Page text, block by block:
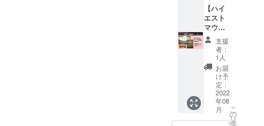
なりま
す。
ていた
だき、
こちら
からご
連絡さ
せてい
ただき
ます。
※限定3
※2022
年10月
筆のサ
インを
付けさ
せてい
ただき
ます。
また、
限定ス
テッ
カーと
KYARA
(MIGHT
Y JAM
リスト
のRYO-
FUによ
るア
コース
ティッ
クのア
レンジ
YouTub
eでライ
ブセッ
ション
【ハイ
エスト
マウン
テンの
ステー
ジで記
念写真
＋出演
者全員
のサイ
ン入り
ポス
ター】
支援
者：
1人
お届
け予
定：
2022
年08
月
こ
の
リ
タ